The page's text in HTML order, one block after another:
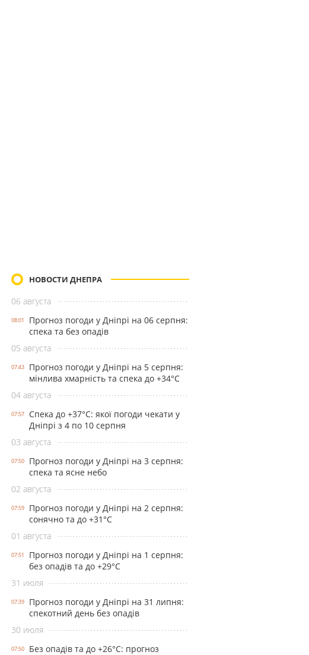
НОВОСТИ ДНЕПРА
06 августа
08:01
Прогноз погоди у Дніпрі на 06 серпня:
спека та без опадів
05 августа
07:43
Прогноз погоди у Дніпрі на 5 серпня:
мінлива хмарність та спека до +34°С
04 августа
07:57
Спека до +37°С: якої погоди чекати у
Дніпрі з 4 по 10 серпня
03 августа
07:50
Прогноз погоди у Дніпрі на 3 серпня:
спека та ясне небо
02 августа
07:59
Прогноз погоди у Дніпрі на 2 серпня:
сонячно та до +31°С
01 августа
07:51
Прогноз погоди у Дніпрі на 1 серпня:
без опадів та до +29°С
31 июля
07:39
Прогноз погоди у Дніпрі на 31 липня:
спекотний день без опадів
30 июля
07:50
Без опадів та до +26°С: прогноз